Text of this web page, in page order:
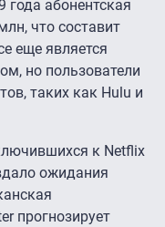
года абонентская
что составит
еще является
но пользователи
таких как Hulu и
к Netflix
ожидания
прогнозирует